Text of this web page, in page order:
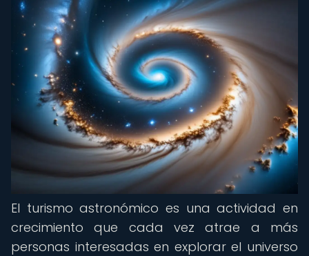
El turismo astronómico es una actividad en
crecimiento que cada vez atrae a más
personas interesadas en explorar el universo